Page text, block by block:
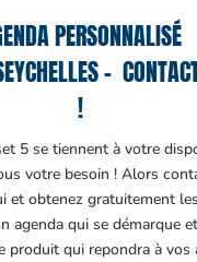
PERSONNALISÉ
–
!
5 se tiennent à votre
votre besoin ! Alors
et obtenez gratuitement
agenda qui se démarque
produit qui repondra à vos